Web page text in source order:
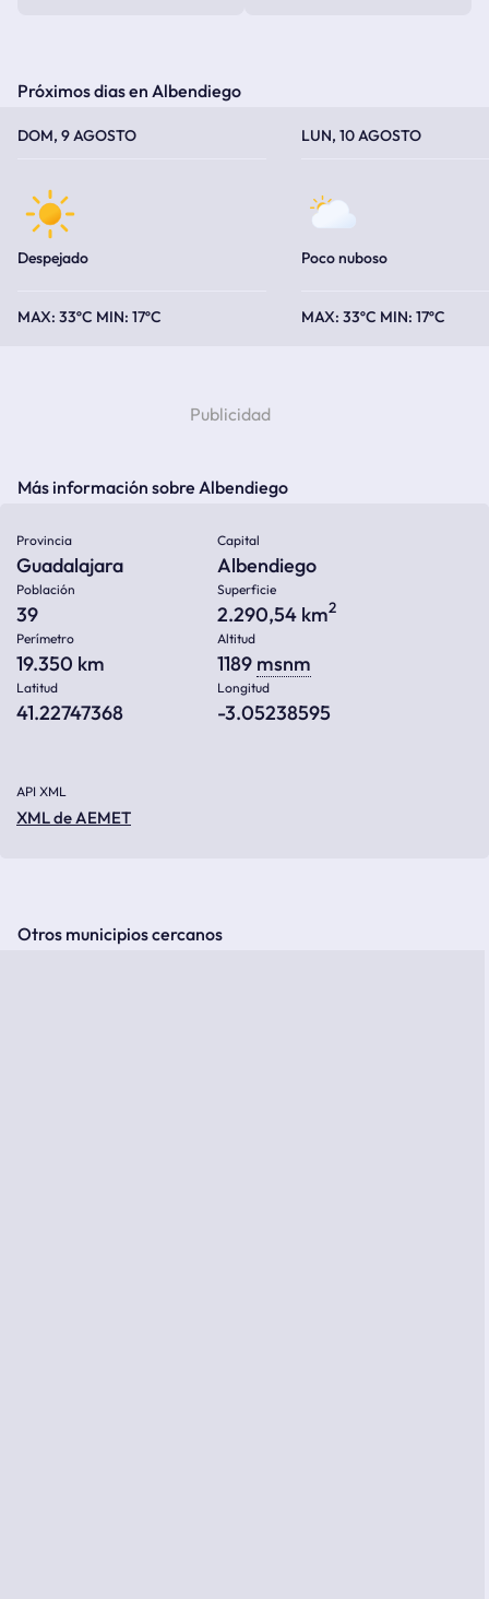
Próximos dias en Albendiego
DOM, 9 AGOSTO
Despejado
33ºC 17ºC
LUN, 10 AGOSTO
Poco nuboso
33ºC 17ºC
Más información sobre Albendiego
Provincia
Guadalajara
Capital
Albendiego
Población
39
Superficie
2.290,54 km2
Perímetro
19.350 km
Altitud
1189 msnm
Latitud
41.22747368
Longitud
-3.05238595
API XML
XML de AEMET
Otros municipios cercanos